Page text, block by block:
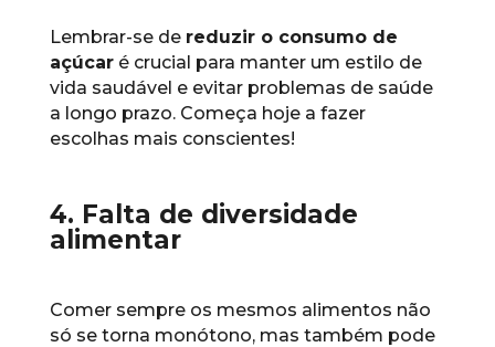
Lembrar-se de reduzir o consumo de
açúcaré crucial para manter um estilo de
vida saudável e evitar problemas de saúde
a longo prazo. Começa hoje a fazer
escolhas mais conscientes!
4. Falta de diversidade
alimentar
Comer sempre os mesmos alimentos não
só se torna monótono, mas também pode